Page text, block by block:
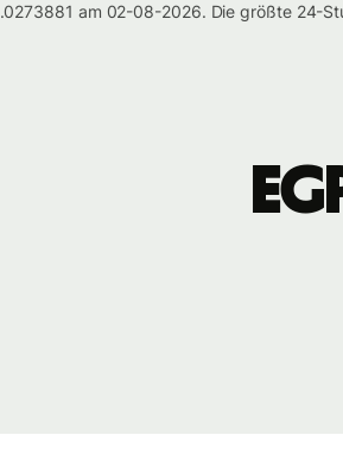
am 02-08-2026. Die größte 24-